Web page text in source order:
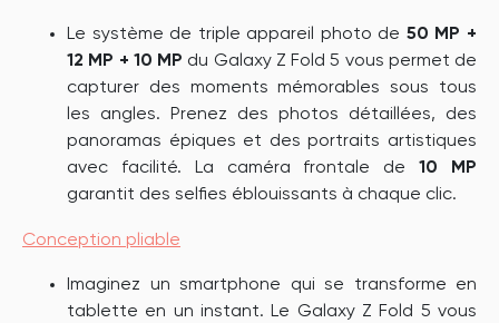
Le système de triple appareil photo de 50 MP +
12 MP + 10 MP du Galaxy Z Fold 5 vous permet de
capturer des moments mémorables sous tous
les angles. Prenez des photos détaillées, des
panoramas épiques et des portraits artistiques
avec facilité. La caméra frontale de10 MP
garantit des selfies éblouissants à chaque clic.
Conception pliable
Imaginez un smartphone qui se transforme en
tablette en un instant. Le Galaxy Z Fold 5 vous